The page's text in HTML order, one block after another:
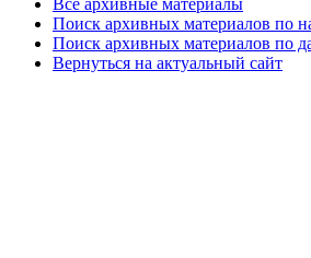
Все архивные материалы
Поиск архивных материалов по
Поиск архивных материалов по
Вернуться на актуальный сайт